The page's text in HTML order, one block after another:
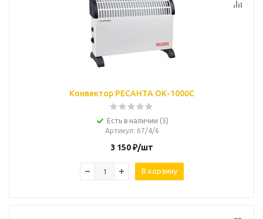
Конвектор РЕСАНТА ОК-1000С
Есть в наличии (5)
Артикул: 67/4/6
3 150₽/шт
В корзину